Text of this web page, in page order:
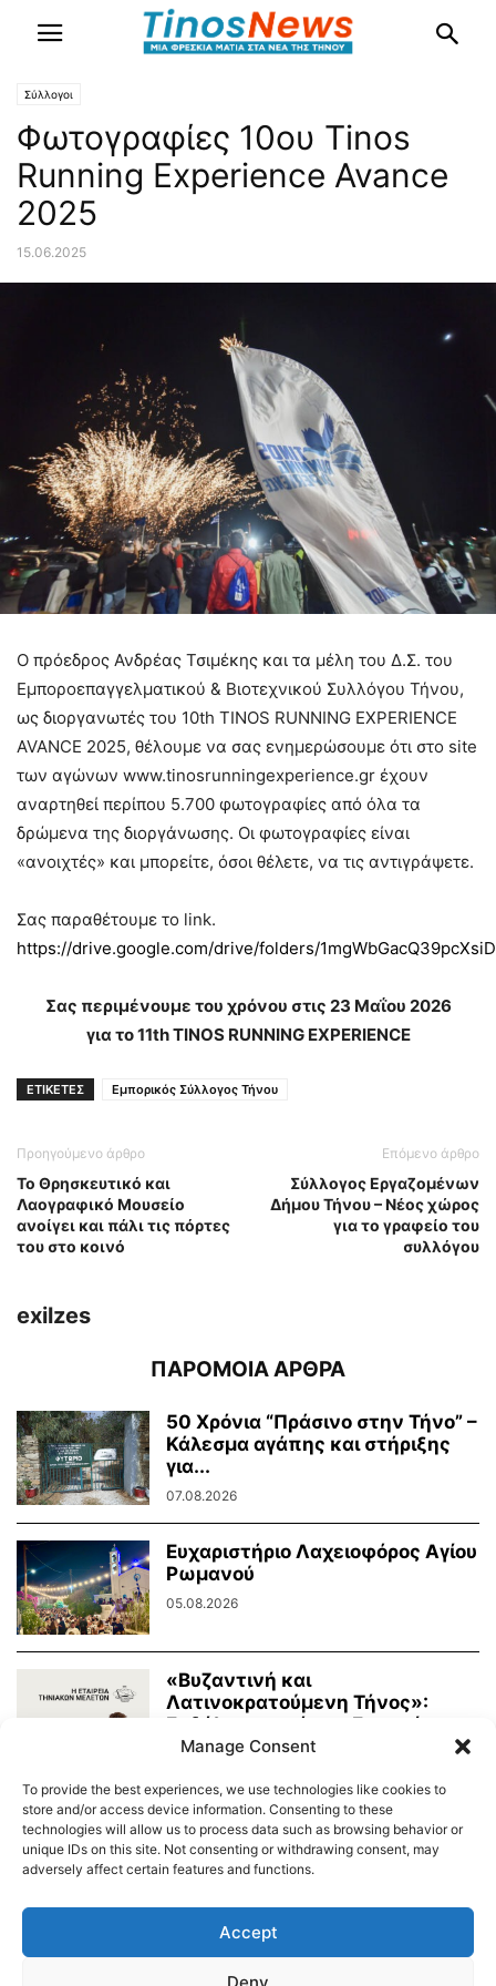
Σύλλογοι
Φωτογραφίες 10ου Tinos
Running Experience Avance
2025
15.06.2025
Ο πρόεδρος Ανδρέας Τσιμέκης και τα μέλη του Δ.Σ. του
Εμποροεπαγγελματικού & Βιοτεχνικού Συλλόγου Τήνου,
ως διοργανωτές του 10th TINOS RUNNING EXPERIENCE
AVANCE 2025, θέλουμε να σας ενημερώσουμε ότι στο site
των αγώνων www.tinosrunningexperience.gr έχουν
αναρτηθεί περίπου 5.700 φωτογραφίες από όλα τα
δρώμενα της διοργάνωσης. Οι φωτογραφίες είναι
«ανοιχτές» και μπορείτε, όσοι θέλετε, να τις αντιγράψετε.
Σας παραθέτουμε το link.
https://drive.google.com/drive/folders/
Σας περιμένουμε του χρόνου στις 23 Μαΐου 2026
για το 11th TINOS RUNNING EXPERIENCE
ΕΤΙΚΕΤΕΣ Εμπορικός Σύλλογος Τήνου
Προηγούμενο άρθρο
Το Θρησκευτικό και
Λαογραφικό Μουσείο
ανοίγει και πάλι τις πόρτες
του στο κοινό
Επόμενο άρθρο
Σύλλογος Εργαζομένων
Δήμου Τήνου – Νέος χώρος
για το γραφείο του
συλλόγου
exilzes
ΠΑΡΟΜΟΙΑ ΑΡΘΡΑ
50 Χρόνια “Πράσινο στην Τήνο” –
Κάλεσμα αγάπης και στήριξης
για...
07.08.2026
Ευχαριστήριο Λαχειοφόρος Αγίου
Ρωμανού
05.08.2026
«Βυζαντινή και
Λατινοκρατούμενη Τήνος»:
Εκδήλωση από την Εταιρεία
Τηνιακών Μελετών
Δημοτικό Λιμενικό Ταμείο Τήνου – Άνδρου
Manage Consent
To provide the best experiences, we use technologies like cookies to
store and/or access device information. Consenting to these
technologies will allow us to process data such as browsing behavior or
unique IDs on this site. Not consenting or withdrawing consent, may
adversely affect certain features and functions.
Accept
Deny